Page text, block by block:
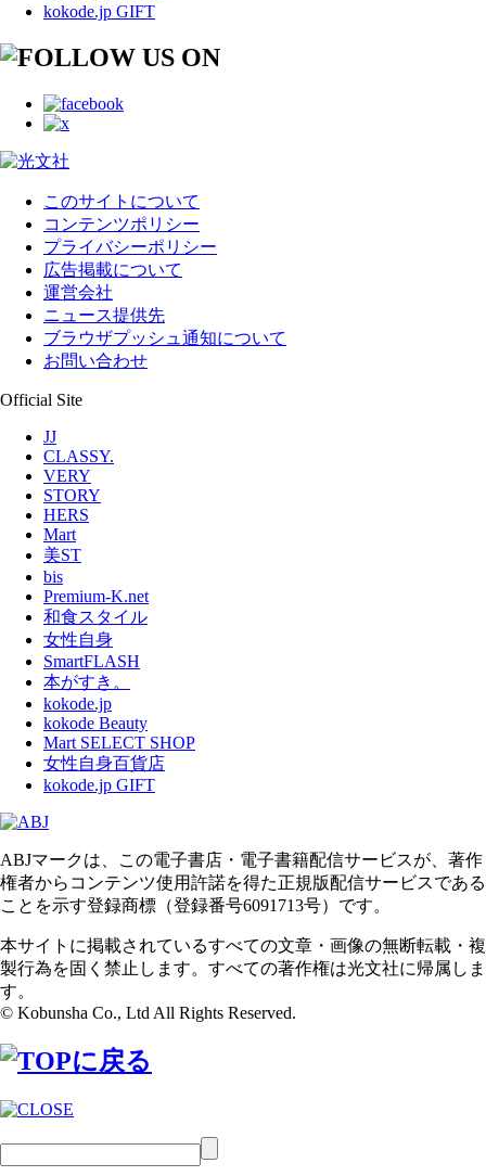
kokode.jp GIFT
このサイトについて
コンテンツポリシー
プライバシーポリシー
広告掲載について
運営会社
ニュース提供先
ブラウザプッシュ通知について
お問い合わせ
Official Site
JJ
CLASSY.
VERY
STORY
HERS
Mart
美ST
bis
Premium-K.net
和食スタイル
女性自身
SmartFLASH
本がすき。
kokode.jp
kokode Beauty
Mart SELECT SHOP
女性自身百貨店
kokode.jp GIFT
ABJマークは、この電子書店・電子書籍配信サービスが、著作
権者からコンテンツ使用許諾を得た正規版配信サービスである
ことを示す登録商標（登録番号6091713号）です。
本サイトに掲載されているすべての文章・画像の無断転載・複
製行為を固く禁止します。すべての著作権は光文社に帰属しま
す。
© Kobunsha Co., Ltd All Rights Reserved.